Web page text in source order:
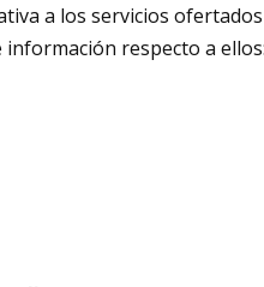
a los servicios
respecto a ellos: